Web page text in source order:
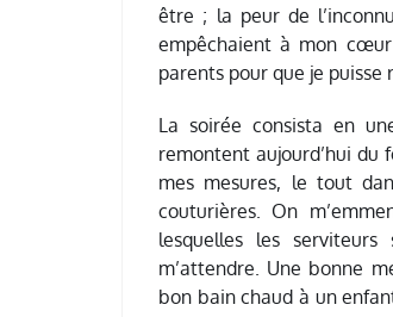
être ; la peur de
empêchaient à mon
parents pour que je puisse
La soirée consista en
remontent aujourd’hui du
mes mesures, le tout
couturières. On
lesquelles les
m’attendre. Une bonne
bon bain chaud à un